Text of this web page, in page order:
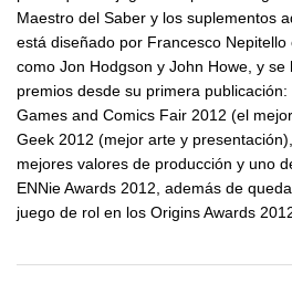
Maestro del Saber y los suplementos
está diseñado por Francesco
como Jon Hodgson y John Howe, y
premios desde su primera
Games and Comics Fair 2012 (el
Geek 2012 (mejor arte y
mejores valores de producción y uno
ENNie Awards 2012, además de
juego de rol en los Origins Awards